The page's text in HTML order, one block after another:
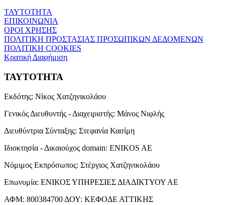
ΤΑΥΤΟΤΗΤΑ
ΕΠΙΚΟΙΝΩΝΙΑ
ΟΡΟΙ ΧΡΗΣΗΣ
ΠΟΛΙΤΙΚΗ ΠΡΟΣΤΑΣΙΑΣ ΠΡΟΣΩΠΙΚΩΝ ΔΕΔΟΜΕΝΩΝ
ΠΟΛΙΤΙΚΗ COOKIES
Κρατική Διαφήμιση
ΤΑΥΤΟΤΗΤΑ
Εκδότης: Νίκος Χατζηνικολάου
Γενικός Διευθυντής - Διαχειριστής: Μάνος Νιφλής
Διευθύντρια Σύνταξης: Στεφανία Κασίμη
Ιδιοκτησία - Δικαιούχος domain: ENIKOS AE
Νόμιμος Εκπρόσωπος: Στέργιος Χατζηνικολάου
Επωνυμία: ΕΝΙΚΟΣ ΥΠΗΡΕΣΙΕΣ ΔΙΑΔΙΚΤΥΟΥ ΑΕ
ΑΦΜ: 800384700 ΔΟΥ: ΚΕΦΟΔΕ ΑΤΤΙΚΗΣ